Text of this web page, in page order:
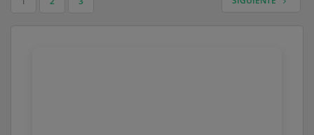
NAVEGACIÓN DE ENTRADAS